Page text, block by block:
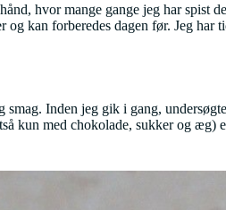
hvor mange gange jeg har spist
og kan forberedes dagen før. Jeg har
Inden jeg gik i gang,
kun med chokolade, sukker og